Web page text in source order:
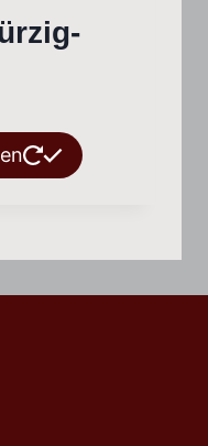
Produktseite
€
Dieses
Varianten
auf.